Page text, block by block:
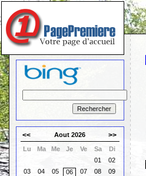
<< Aout 2026 >>
Lu Ma Me Je Ve Sa
Di
01
02
03
04 05 06 07 08
09